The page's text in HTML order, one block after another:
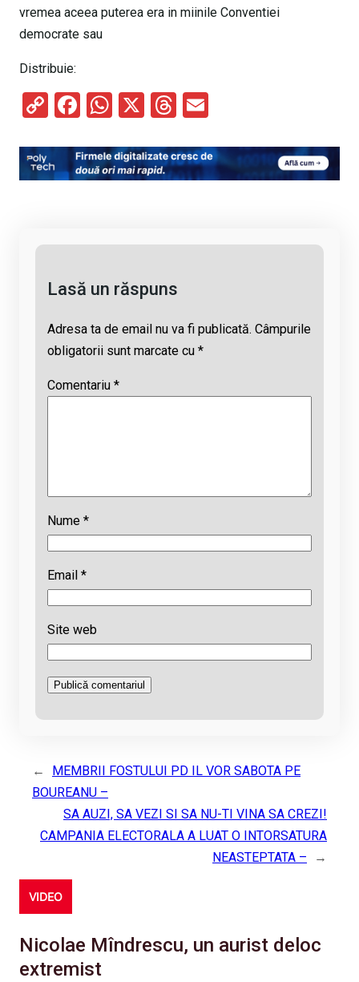
vremea aceea puterea era in miinile Conventiei
democrate sau
Distribuie:
C
py
Li
F
ce
b
W
at
s
X
T
e
a
ail
Lasă un răspuns
Adresa ta de email nu va fi publicată. Câmpurile
obligatorii sunt marcate cu *
Comentariu *
Nume *
Email *
Site web
←
MEMBRII FOSTULUI PD IL VOR SABOTA PE
BOUREANU –
SA AUZI, SA VEZI SI SA NU-TI VINA SA CREZI!
CAMPANIA ELECTORALA A LUAT O INTORSATURA
NEASTEPTATA –
→
VIDEO
Nicolae Mîndrescu, un aurist deloc
extremist